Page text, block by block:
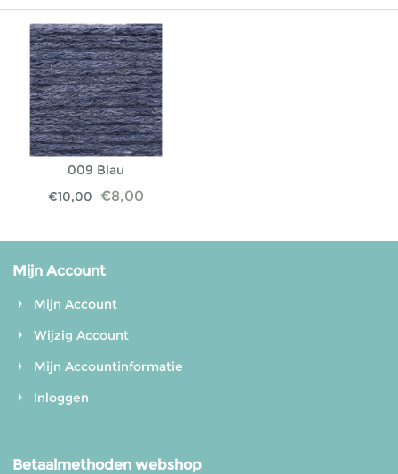
009 Blau
€10,00 €8,00
Mijn Account
Mijn Account
Wijzig Account
Mijn Accountinformatie
Inloggen
Betaalmethoden webshop